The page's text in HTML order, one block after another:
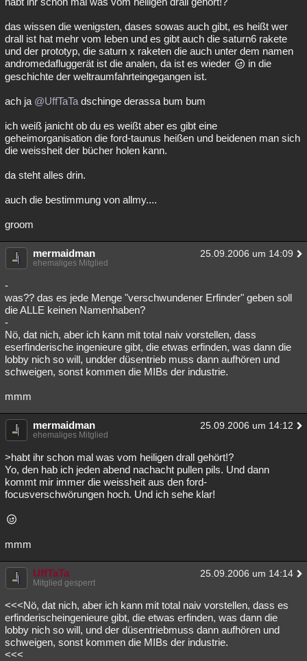
das wissen die wenigsten, dases sowas auch gibt, es heißt wer
drall ist hat mehr vom leben und es gibt auch die saturn6 rakete
und der prototyp, die saturn x raketen die auch unter dem namen
andromedafluggerät ist die analen, da ist es wieder
in die
geschichte der weltraumfahrteingegangen ist.
ach ja @UffTaTa dschinge derassa bum bum
ich weiß janicht ob du es weißt aber es gibt eine
geheimorganisation die ford-taunus heißen und beidenen man sich
die weissheit der bücher holen kann.
da steht alles drin.
auch die bestimmung von allmy....
groom
mermaidman 25.09.2006 um 14:09
ehemaliges Mitglied
-
was?? das es jede Menge "verschwundener Erfinder" geben soll
die ALLE keinen Namenhaben?
-
Nö, dat nich, aber ich kann mit total naiv vorstellen, dass
eserfinderische ingenieure gibt, die etwas erfinden, was dann die
lobby nich so will, undder düsentrieb muss dann aufhören und
schweigen, sonst kommen die MIBs der industrie.
mmm
mermaidman 25.09.2006 um 14:12
ehemaliges Mitglied
>habt ihr schon mal was vom heiligen drall gehört!?
Yo, den hab ich jeden abend nachacht pullen pils. Und dann
kommt mir immer die weissheit aus den ford-
focusverschwörungen hoch. Und ich sehe klar!
mmm
UffTaTa 25.09.2006 um 14:14
Mitglied gesperrt
<<<Nö, dat nich, aber ich kann mit total naiv vorstellen, dass es
erfinderischeingenieure gibt, die etwas erfinden, was dann die
lobby nich so will, und der düsentriebmuss dann aufhören und
schweigen, sonst kommen die MIBs der industrie.
<<<